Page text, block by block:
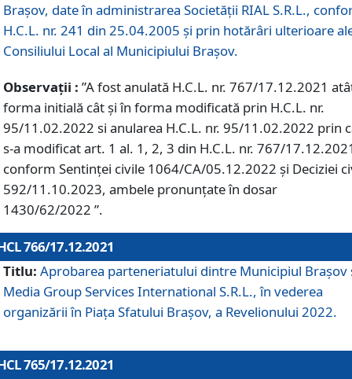
Braşov, date în administrarea Societăţii RIAL S.R.L.,
H.C.L. nr. 241 din 25.04.2005 și prin hotărâri ulterioare
Consiliului Local al Municipiului Braşov.
Observații : ”A fost anulată H.C.L. nr. 767/17.12.2021
forma initială cât și în forma modificată prin H.C.L. nr.
95/11.02.2022 si anularea H.C.L. nr. 95/11.02.2022 prin
s-a modificat art. 1 al. 1, 2, 3 din H.C.L. nr. 767/
conform Sentinței civile 1064/CA/05.12.2022 și Deciziei
592/11.10.2023, ambele pronunțate în dosar
1430/62/2022 ”.
766/17.12.2021
Titlu: Aprobarea parteneriatului dintre Municipiul Brașov
Media Group Services International S.R.L., în vederea
organizării în Piața Sfatului Brașov, a Revelionului 2022.
765/17.12.2021